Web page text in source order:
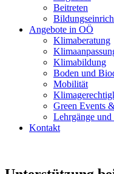
Beitreten
Angebote in OÖ
Klimaberatung
Klimabildung
Boden und
Mobilität
Green Events
Lehrgänge
Kontakt